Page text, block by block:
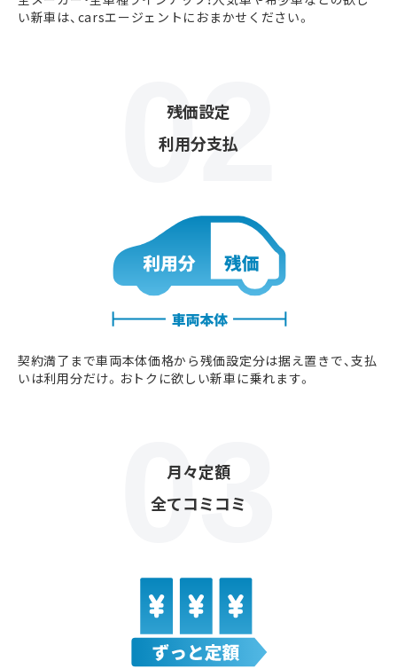
い新車は、carsエージェントにおまかせください。
残価設定
利用分支払
契約満了まで車両本体価格から残価設定分は据え置きで、支払
いは利用分だけ。おトクに欲しい新車に乗れます。
月々定額
全てコミコミ